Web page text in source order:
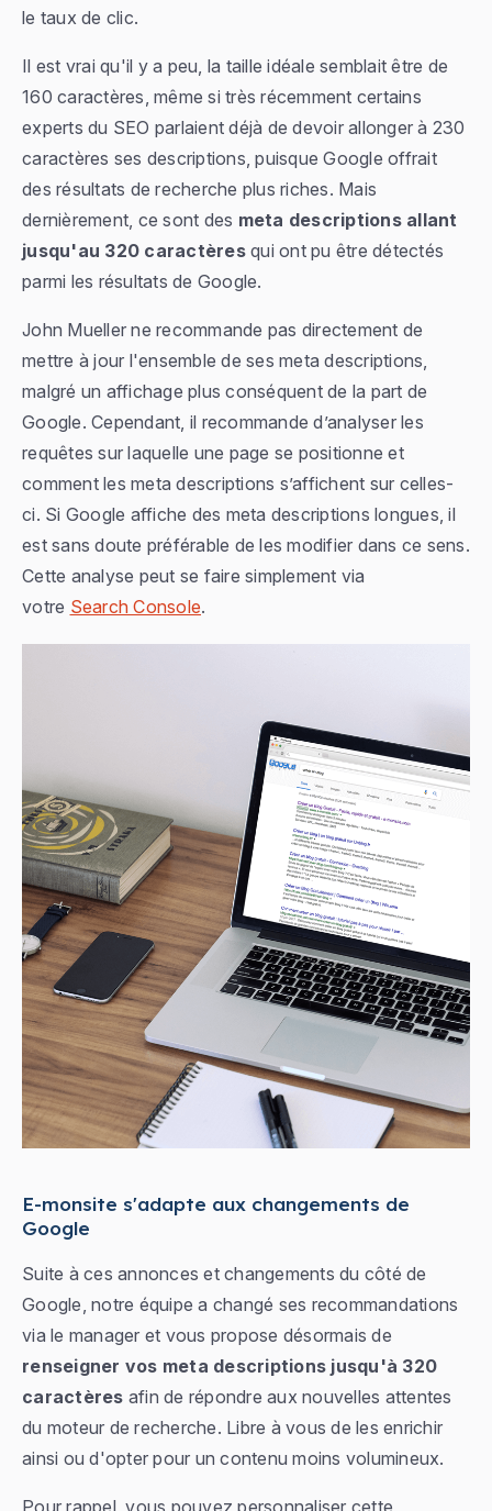
le taux de clic.
Il est vrai qu'il y a peu, la taille idéale semblait être de
160 caractères, même si très récemment certains
experts du SEO parlaient déjà de devoir allonger à 230
caractères ses descriptions, puisque Google offrait
des résultats de recherche plus riches. Mais
dernièrement, ce sont des meta descriptions allant
jusqu'au 320 caractèresqui ont pu être détectés
parmi les résultats de Google.
John Mueller ne recommande pas directement de
mettre à jour l'ensemble de ses meta descriptions,
malgré un affichage plus conséquent de la part de
Google. Cependant, il recommande d’analyser les
requêtes sur laquelle une page se positionne et
comment les meta descriptions s’affichent sur celles-
ci. Si Google affiche des meta descriptions longues, il
est sans doute préférable de les modifier dans ce sens.
Cette analyse peut se faire simplement via
votre Search Console.
E-monsite s'adapte aux changements de
Google
Suite à ces annonces et changements du côté de
Google, notre équipe a changé ses recommandations
via le manager et vous propose désormais de
renseigner vos meta descriptions jusqu'à 320
caractères afin de répondre aux nouvelles attentes
du moteur de recherche. Libre à vous de les enrichir
ainsi ou d'opter pour un contenu moins volumineux.